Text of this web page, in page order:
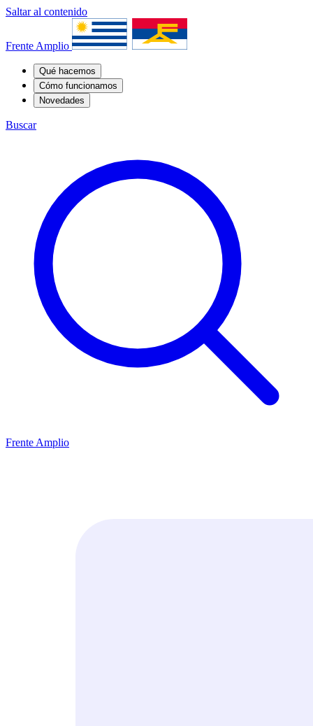
Saltar al contenido
Frente Amplio
Qué hacemos
Cómo funcionamos
Novedades
Buscar
Frente Amplio